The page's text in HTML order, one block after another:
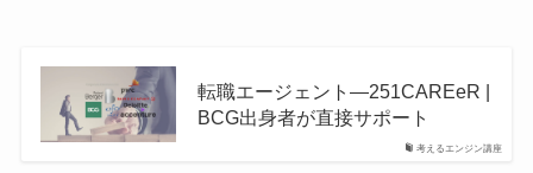
考えるエンジン講座
転職エージェント—251CAREeR |
BCG出身者が直接サポート